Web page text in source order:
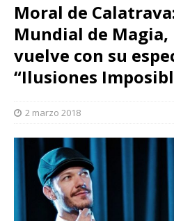
Moral de
Mundial de Magia,
vuelve con su
“Ilusiones
2 marzo 2018